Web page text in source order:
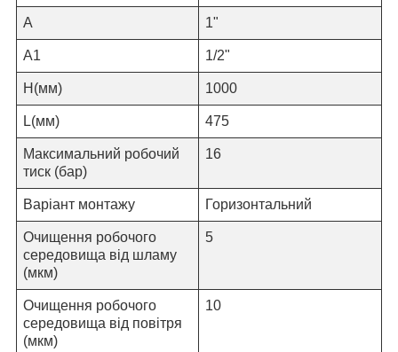
A 1"
А1 1/2"
H (мм) 1000
L(мм) 475
Максимальний робочий
тиск (бар)
16
Варіант монтажу Горизонтальний
Очищення робочого
середовища від шламу
(мкм)
5
Очищення робочого
середовища від повітря
(мкм)
10